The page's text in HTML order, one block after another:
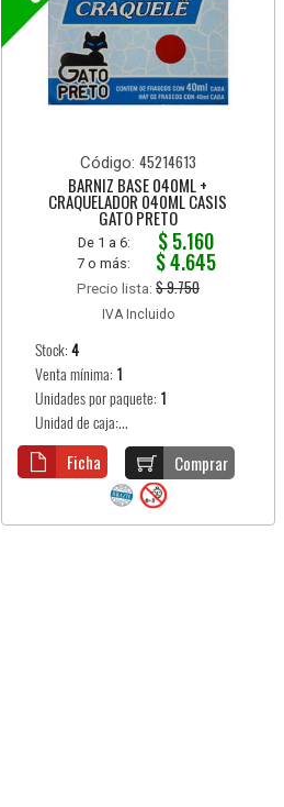
Código: 45214613
BARNIZ BASE 040ML +
CRAQUELADOR 040ML CASIS
GATO PRETO
De 1 a 6: $ 5.160
7 o más: $ 4.645
Precio lista: $ 9.750
IVA Incluido
Stock: 4
Venta mínima: 1
Unidades por paquete: 1
Unidad de caja:...
Comprar
Ficha